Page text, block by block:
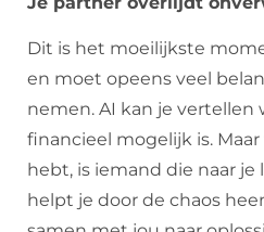
Dit is het moeilijkste
en moet opeens veel
nemen. AI kan je vertellen
financieel mogelijk is.
hebt, is iemand die naar je
helpt je door de chaos